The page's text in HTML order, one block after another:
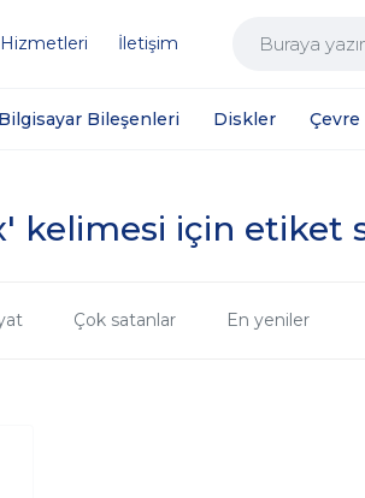
İletişim
Bilgisayar Bileşenleri Diskler
kelimesi için etiket
Çok satanlar En yeniler